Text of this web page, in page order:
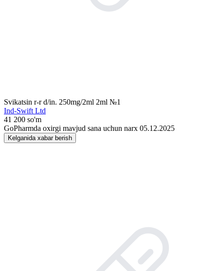
Svikatsin r-r d/in. 250mg/2ml 2ml №1
Ind-Swift Ltd
41 200 so'm
GoPharmda oxirgi mavjud sana uchun narx 05.12.2025
Kelganida xabar berish